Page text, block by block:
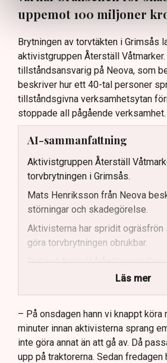
uppemot 100 miljoner
Brytningen av torvtäkten i Grimsås
aktivistgruppen Återställ
tillståndsansvarig på Neova, som
beskriver hur ett 40-tal personer
tillståndsgivna verksamhetsytan
stoppade all pågående verksamhet.
AI-sammanfattning
Aktivistgruppen Återställ
torvbrytningen i Grimsås.
Mats Henriksson från Neova
störningar och skadegörelse.
Aktivisterna har spridit ogräsfrön
göra torvbrytningen obrukbar.
Rickard Axdorff från Svensk Torv
stort ekonomiskt sabotage.
Dialogpolisen på plats står
aktivisternas handlingar.
Frågor kvarstår om finansiering
Läs mer
– På onsdagen hann vi knappt köra
minuter innan aktivisterna sprang
inte göra annat än att gå av. Då
upp på traktorerna. Sedan fredagen